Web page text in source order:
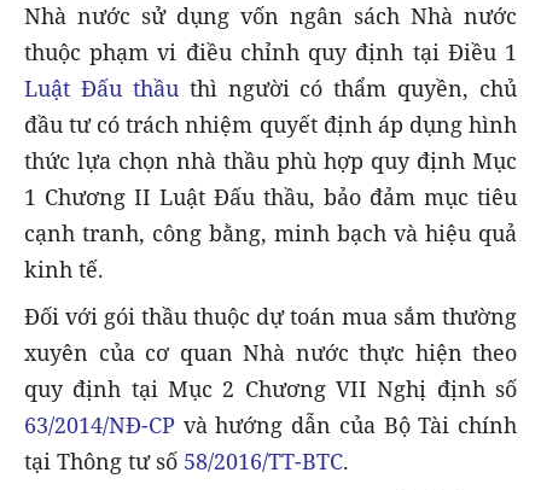
Nhà nước sử dụng vốn ngân sách Nhà nước
thuộc phạm vi điều chỉnh quy định tại Điều 1
Luật Đấu thầuthì người có thẩm quyền, chủ
đầu tư có trách nhiệm quyết định áp dụng hình
thức lựa chọn nhà thầu phù hợp quy định Mục
1 Chương II Luật Đấu thầu, bảo đảm mục tiêu
cạnh tranh, công bằng, minh bạch và hiệu quả
kinh tế.
Đối với gói thầu thuộc dự toán mua sắm thường
xuyên của cơ quan Nhà nước thực hiện theo
quy định tại Mục 2 Chương VII Nghị định số
63/2014/NĐ-CP và hướng dẫn của Bộ Tài chính
tại Thông tư số 58/2016/TT-BTC.